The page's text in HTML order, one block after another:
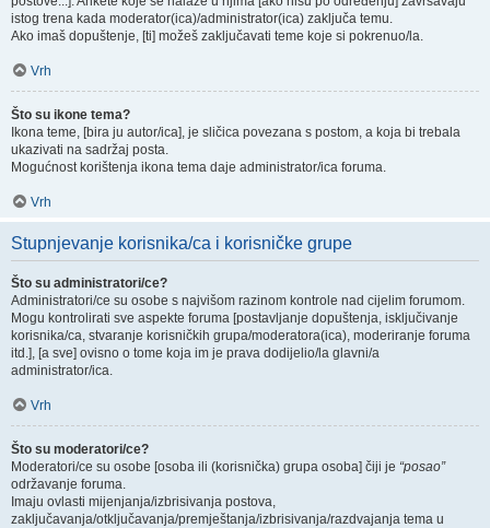
istog trena kada moderator(ica)/administrator(ica) zaključa temu.
Ako imaš dopuštenje, [ti] možeš zaključavati teme koje si pokrenuo/la.
Vrh
Što su ikone tema?
Ikona teme, [bira ju autor/ica], je sličica povezana s postom, a koja bi trebala
ukazivati na sadržaj posta.
Mogućnost korištenja ikona tema daje administrator/ica foruma.
Vrh
Stupnjevanje korisnika/ca i korisničke grupe
Što su administratori/ce?
Administratori/ce su osobe s najvišom razinom kontrole nad cijelim forumom.
Mogu kontrolirati sve aspekte foruma [postavljanje dopuštenja, isključivanje
korisnika/ca, stvaranje korisničkih grupa/moderatora(ica), moderiranje foruma
itd.], [a sve] ovisno o tome koja im je prava dodijelio/la glavni/a
administrator/ica.
Vrh
Što su moderatori/ce?
Moderatori/ce su osobe [osoba ili (korisnička) grupa osoba] čiji je “posao”
održavanje foruma.
Imaju ovlasti mijenjanja/izbrisivanja postova,
zaključavanja/otključavanja/premještanja/izbrisivanja/razdvajanja tema u